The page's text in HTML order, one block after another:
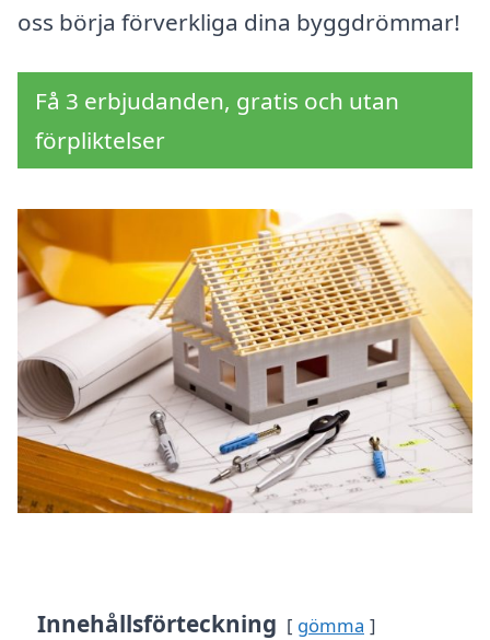
oss börja förverkliga dina byggdrömmar!
Få 3 erbjudanden, gratis och utan
förpliktelser
Innehållsförteckning gömma